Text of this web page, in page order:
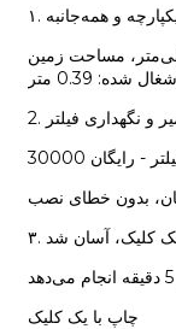
و همه‌جانبه
× ارتفاع: 600 × 650 × 800 میلی‌متر، مساحت زمین
شده: 0.39 متر
و نگهداری فیلتر
- رایگان
بدون خطای نصب
کلیک، آسان شد
چاپ با یک کلیک